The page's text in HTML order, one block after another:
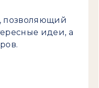
позволяющий
идеи, а